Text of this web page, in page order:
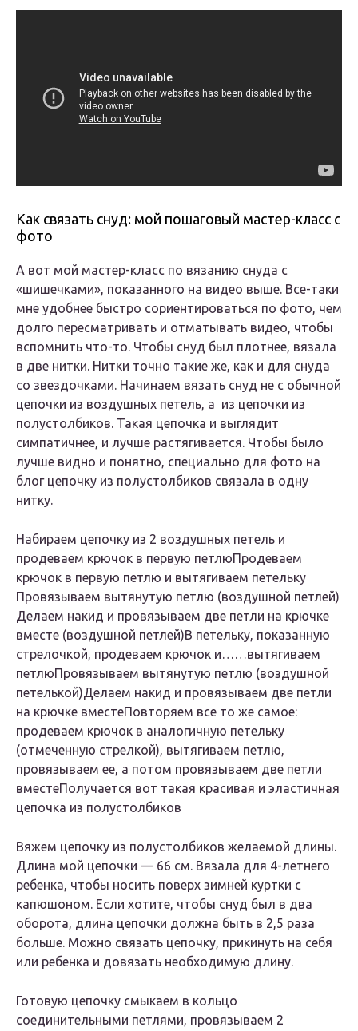
Как связать снуд: мой пошаговый мастер-класс с
фото
А вот мой мастер-класс по вязанию снуда с
«шишечками», показанного на видео выше. Все-таки
мне удобнее быстро сориентироваться по фото, чем
долго пересматривать и отматывать видео, чтобы
вспомнить что-то. Чтобы снуд был плотнее, вязала
в две нитки. Нитки точно такие же, как и для снуда
со звездочками. Начинаем вязать снуд не с обычной
цепочки из воздушных петель, а из цепочки из
полустолбиков. Такая цепочка и выглядит
симпатичнее, и лучше растягивается. Чтобы было
лучше видно и понятно, специально для фото на
блог цепочку из полустолбиков связала в одну
нитку.
Набираем цепочку из 2 воздушных петель и
продеваем крючок в первую петлюПродеваем
крючок в первую петлю и вытягиваем петельку
Провязываем вытянутую петлю (воздушной петлей)
Делаем накид и провязываем две петли на крючке
вместе (воздушной петлей)В петельку, показанную
стрелочкой, продеваем крючок и……вытягиваем
петлюПровязываем вытянутую петлю (воздушной
петелькой)Делаем накид и провязываем две петли
на крючке вместеПовторяем все то же самое:
продеваем крючок в аналогичную петельку
(отмеченную стрелкой), вытягиваем петлю,
провязываем ее, а потом провязываем две петли
вместеПолучается вот такая красивая и эластичная
цепочка из полустолбиков
Вяжем цепочку из полустолбиков желаемой длины.
Длина мой цепочки — 66 см. Вязала для 4-летнего
ребенка, чтобы носить поверх зимней куртки с
капюшоном. Если хотите, чтобы снуд был в два
оборота, длина цепочки должна быть в 2,5 раза
больше. Можно связать цепочку, прикинуть на себя
или ребенка и довязать необходимую длину.
Готовую цепочку смыкаем в кольцо
соединительными петлями, провязываем 2